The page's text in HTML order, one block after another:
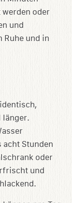
werden oder
und
Ruhe und in
länger.
Stunden
oder
und